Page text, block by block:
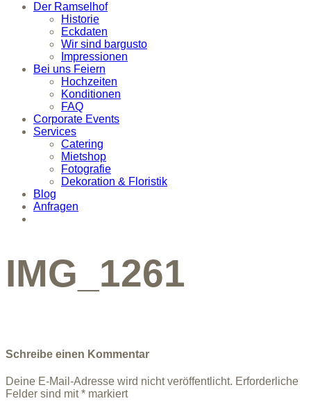
Der Ramselhof
Historie
Eckdaten
Wir sind bargusto
Impressionen
Bei uns Feiern
Hochzeiten
Konditionen
FAQ
Corporate Events
Services
Catering
Mietshop
Fotografie
Dekoration & Floristik
Blog
Anfragen
IMG_1261
Schreibe einen Kommentar
Deine E-Mail-Adresse wird nicht veröffentlicht. Erforderliche
Felder sind mit* markiert